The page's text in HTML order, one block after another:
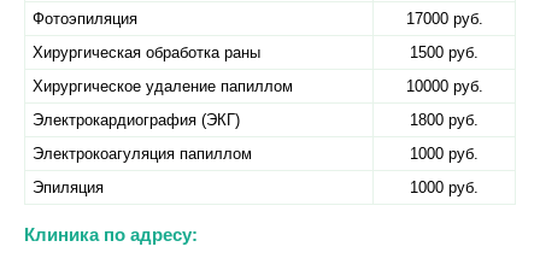
Фотоэпиляция
17000 руб.
Хирургическая обработка раны
1500 руб.
Хирургическое удаление папиллом
10000 руб.
Электрокардиография (ЭКГ)
1800 руб.
Электрокоагуляция папиллом
1000 руб.
Эпиляция
1000 руб.
Клиника по адресу: